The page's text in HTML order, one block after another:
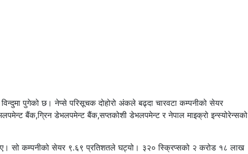
पुगेको छ। नेप्से परिसूचक दोहोरो अंकले बढ्दा चारवटा कम्पनीको सेयर
बैंक,ग्रिन डेभलपमेन्ट बैंक,सप्तकोशी डेभलपमेन्ट र नेपाल माइक्रो इन्स्योरेन्सको
सो कम्पनीको सेयर ९.६९ प्रतिशतले घट्यो। ३२० स्क्रिप्सको २ करोड १८ लाख